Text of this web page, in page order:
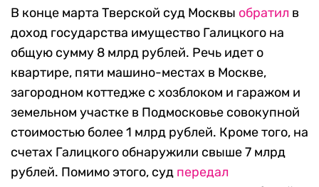
В конце марта Тверской суд Москвы обратил в
доход государства имущество Галицкого на
общую сумму 8 млрд рублей. Речь идет о
квартире, пяти машино-местах в Москве,
загородном коттедже с хозблоком и гаражом и
земельном участке в Подмосковье совокупной
стоимостью более 1 млрд рублей. Кроме того, на
счетах Галицкого обнаружили свыше 7 млрд
рублей. Помимо этого, суд передал